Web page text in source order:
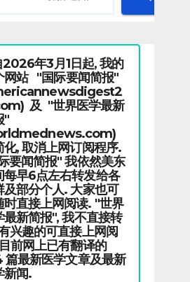
2026年3月1日起, 我的
网站 "国际要闻简报"
及 "世界医学最新
"
化, 取消上网订阅程序.
要闻简报" 我依然美东
每早6点左右转发给各
及部分个人. 大家也可
时直接上网阅读. "世界
最新简报", 我不直接转
兴趣的可直接上网阅
前网上已有翻译的
篇最新医学文章及最新
新闻.